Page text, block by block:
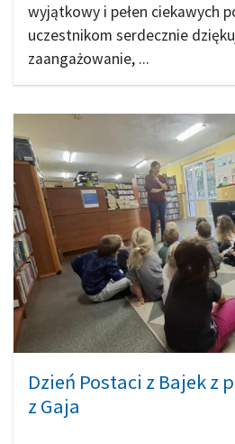
wyjątkowy i pełen ciekawych
uczestnikom serdecznie
zaangażowanie, ...
Dzień Postaci z Bajek z
z Gaja